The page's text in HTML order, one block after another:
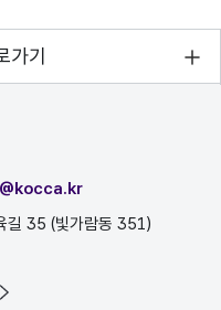
가기
길 35 (빛가람동 351)